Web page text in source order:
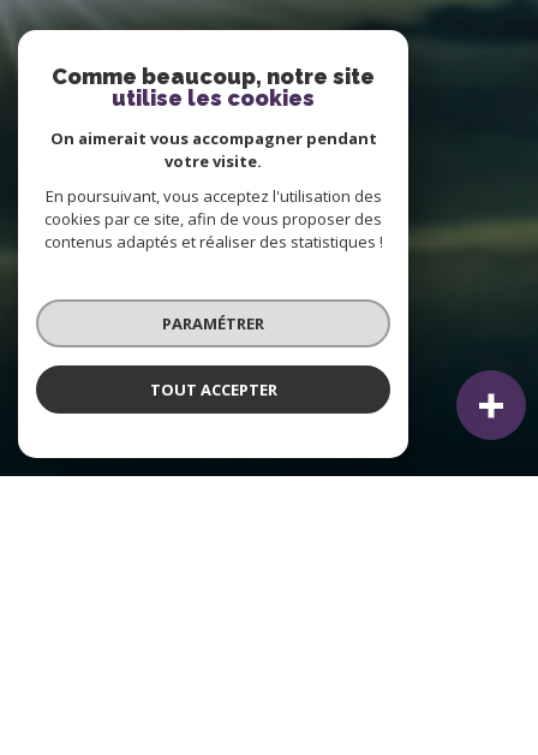
Comme beaucoup, notre site
utilise les cookies
On aimerait vous accompagner pendant
votre visite.
En poursuivant, vous acceptez l'utilisation des
cookies par ce site, afin de vous proposer des
contenus adaptés et réaliser des statistiques !
PARAMÉTRER
TOUT ACCEPTER